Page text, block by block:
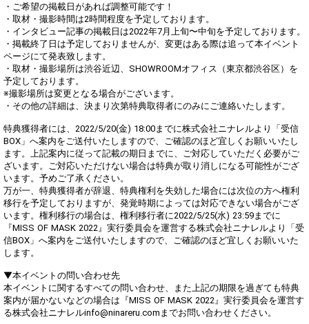
・ご希望の掲載日があれば調整可能です！
・取材・撮影時間は2時間程度を予定しております。
・インタビュー記事の掲載日は2022年7月上旬〜中旬を予定しております。
・掲載終了日は予定しておりませんが、変更はある際は追って本イベント
ページにて発表致します。
・取材・撮影場所は渋谷近辺、SHOWROOMオフィス（東京都渋谷区）を
予定しております。
※撮影場所は変更となる場合がございます。
・その他の詳細は、決まり次第特典取得者にのみにご連絡いたします。
特典獲得者には、2022/5/20(金) 18:00までに株式会社ニナレルより「受信
BOX」へ案内をご送付いたしますので、ご確認のほど宜しくお願いいたし
ます。上記案内に従って記載の期日までに、ご対応していただく必要がご
ざいます。ご対応いただけない場合は特典が取り消しになる可能性がござ
います。予めご了承ください。
万が一、特典獲得者が辞退、特典権利を失効した場合には次位の方へ権利
移行を予定しておりますが、発覚時期によっては対応できない場合がござ
います。権利移行の場合は、権利移行者に2022/5/25(水) 23:59までに
『MISS OF MASK 2022』実行委員会を運営する株式会社ニナレルより「受
信BOX」へ案内をご送付いたしますので、ご確認のほど宜しくお願いいた
します。
▼本イベントの問い合わせ先
本イベントに関するすべての問い合わせ、また上記の期限を過ぎても特典
案内が届かないなどの場合は『MISS OF MASK 2022』実行委員会を運営す
る株式会社ニナレルinfo@ninareru.comまでお問い合わせください。